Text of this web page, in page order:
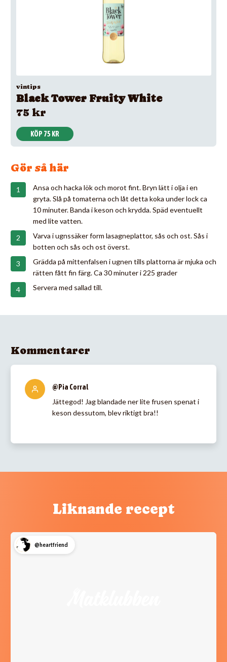
vintips
Black Tower Fruity White
75 kr
KÖP 75 KR
Gör så här
Ansa och hacka lök och morot fint. Bryn lätt i olja i en
gryta. Slå på tomaterna och låt detta koka under lock ca
10 minuter. Banda i keson och krydda. Späd eventuellt
med lite vatten.
Varva i ugnssäker form lasagneplattor, sås och ost. Sås i
botten och sås och ost överst.
Grädda på mittenfalsen i ugnen tills plattorna är mjuka och
rätten fått fin färg. Ca 30 minuter i 225 grader
Servera med sallad till.
Kommentarer
@Pia Corral
Jättegod! Jag blandade ner lite frusen spenat i
keson dessutom, blev riktigt bra!!
Liknande recept
@heartfriend